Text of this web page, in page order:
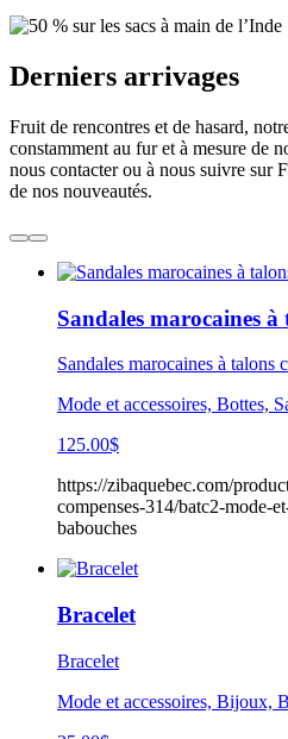
Derniers arrivages
Fruit de rencontres et de hasard,
constamment au fur et à mesure de
nous contacter ou à nous suivre sur
de nos nouveautés.
Sandales marocaines à
Sandales marocaines à talons
Mode et accessoires, Bottes,
125.00$
https://zibaquebec.com/
compenses-314/batc2-mode-
babouches
Bracelet
Bracelet
Mode et accessoires, Bijoux,